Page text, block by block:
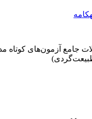
جامع آزمون‌های کوتاه